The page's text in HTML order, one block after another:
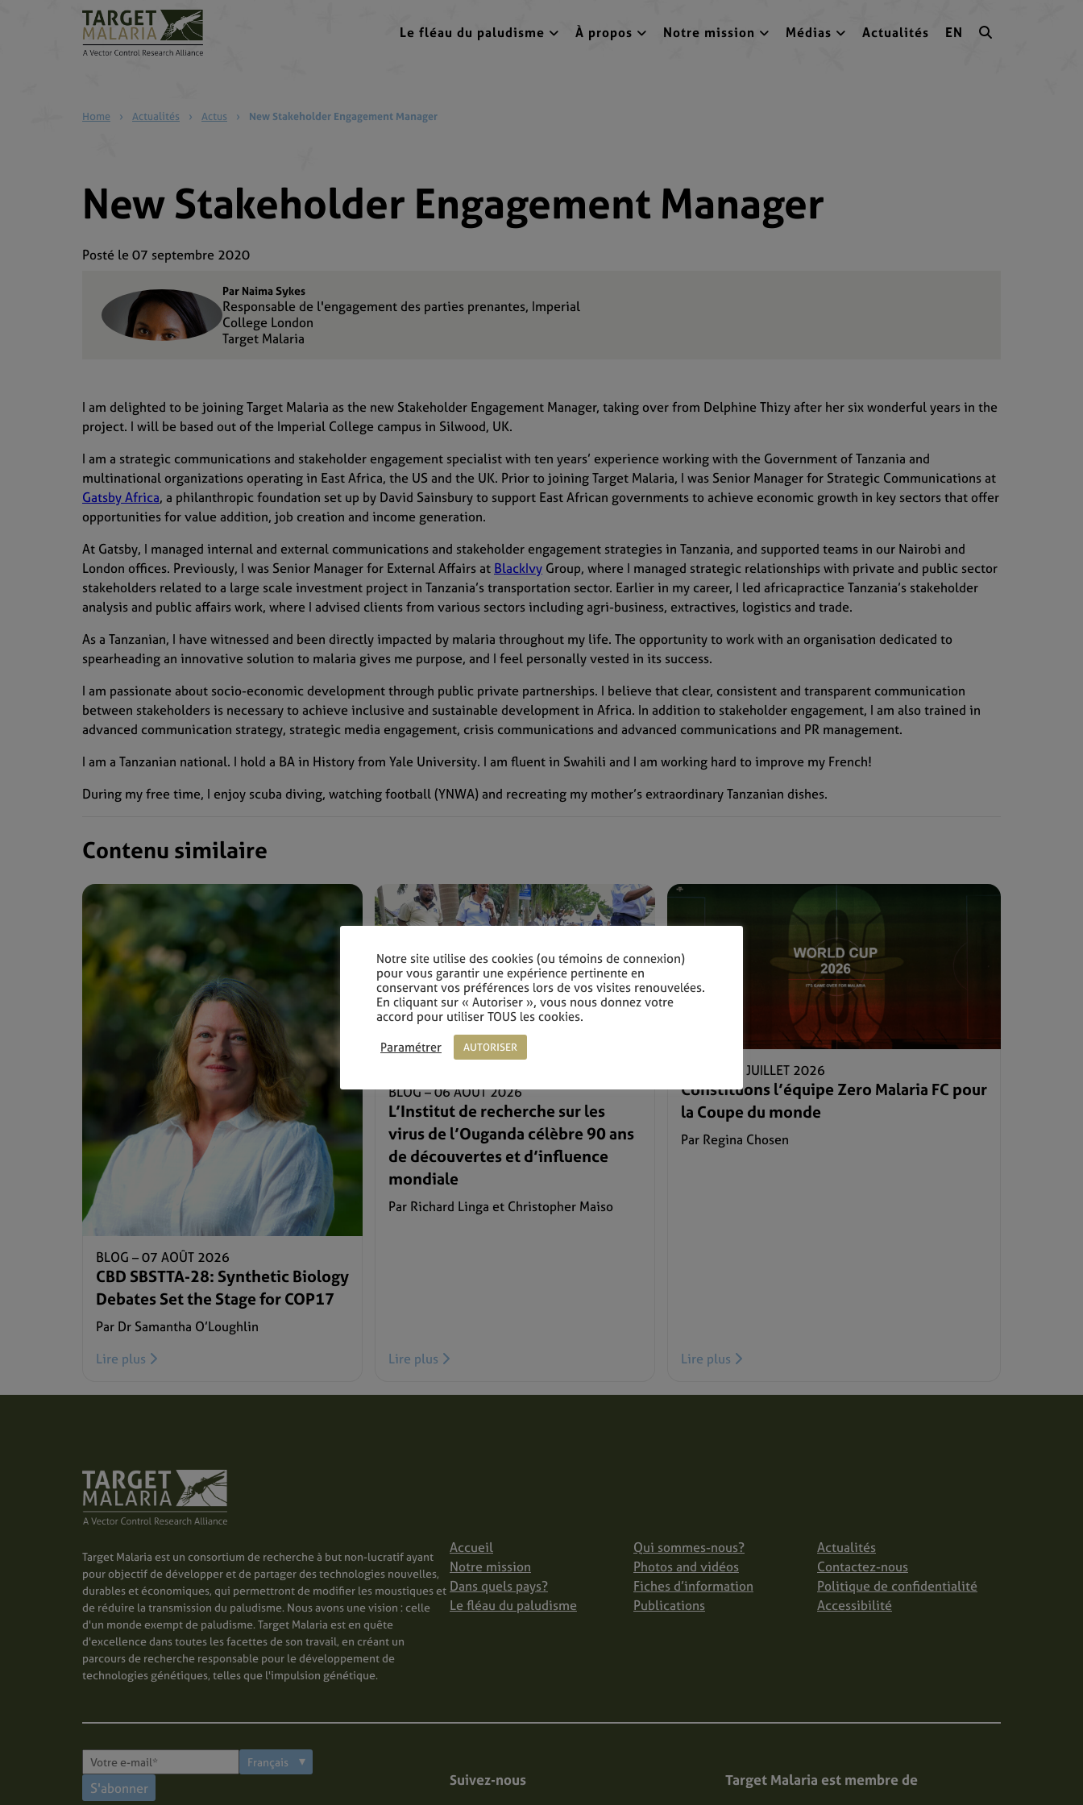
Le fléau du paludisme À propos Notre mission Médias Actualités EN
Home › Actualités › Actus › New Stakeholder Engagement Manager
New Stakeholder Engagement Manager
Posté le 07 septembre 2020
Par Naima Sykes
Responsable de l'engagement des parties prenantes, Imperial
College London
Target Malaria
I am delighted to be joining Target Malaria as the new Stakeholder Engagement Manager, taking over from Delphine Thizy after her six wonderful years in the
project. I will be based out of the Imperial College campus in Silwood, UK.
I am a strategic communications and stakeholder engagement specialist with ten years’ experience working with the Government of Tanzania and
multinational organizations operating in East Africa, the US and the UK. Prior to joining Target Malaria, I was Senior Manager for Strategic Communications at
Gatsby Africa, a philanthropic foundation set up by David Sainsbury to support East African governments to achieve economic growth in key sectors that offer
opportunities for value addition, job creation and income generation.
At Gatsby, I managed internal and external communications and stakeholder engagement strategies in Tanzania, and supported teams in our Nairobi and
London offices. Previously, I was Senior Manager for External Affairs at BlackIvy Group, where I managed strategic relationships with private and public sector
stakeholders related to a large scale investment project in Tanzania’s transportation sector. Earlier in my career, I led africapractice Tanzania’s stakeholder
analysis and public affairs work, where I advised clients from various sectors including agri-business, extractives, logistics and trade.
As a Tanzanian, I have witnessed and been directly impacted by malaria throughout my life. The opportunity to work with an organisation dedicated to
spearheading an innovative solution to malaria gives me purpose, and I feel personally vested in its success.
I am passionate about socio-economic development through public private partnerships. I believe that clear, consistent and transparent communication
between stakeholders is necessary to achieve inclusive and sustainable development in Africa. In addition to stakeholder engagement, I am also trained in
advanced communication strategy, strategic media engagement, crisis communications and advanced communications and PR management.
I am a Tanzanian national. I hold a BA in History from Yale University. I am fluent in Swahili and I am working hard to improve my French!
During my free time, I enjoy scuba diving, watching football (YNWA) and recreating my mother’s extraordinary Tanzanian dishes.
Contenu similaire
BLOG –07 AOÛT 2026
CBD SBSTTA-28: Synthetic Biology
Debates Set the Stage for COP17
Par Dr Samantha O’Loughlin
Lire plus
BLOG –06 AOÛT 2026
L’Institut de recherche sur les
virus de l’Ouganda célèbre 90 ans
de découvertes et d’influence
mondiale
Par Richard Linga et Christopher Maiso
Lire plus
15 JUILLET 2026
Constituons l’équipe Zero Malaria FC pour
la Coupe du monde
Par Regina Chosen
Lire plus
Target Malaria est un consortium de recherche à but non-lucratif ayant
pour objectif de développer et de partager des technologies nouvelles,
durables et économiques, qui permettront de modifier les moustiques et
de réduire la transmission du paludisme. Nous avons une vision : celle
d'un monde exempt de paludisme. Target Malaria est en quête
d'excellence dans toutes les facettes de son travail, en créant un
parcours de recherche responsable pour le développement de
technologies génétiques, telles que l'impulsion génétique.
Accueil
Notre mission
Dans quels pays?
Le fléau du paludisme
Qui sommes-nous?
Photos and vidéos
Fiches d’information
Publications
Actualités
Contactez-nous
Politique de confidentialité
Accessibilité
S'abonner Suivez-nous Target Malaria est membre de
Notre site utilise des cookies (ou témoins de connexion)
pour vous garantir une expérience pertinente en
conservant vos préférences lors de vos visites renouvelées.
En cliquant sur « Autoriser », vous nous donnez votre
accord pour utiliser TOUS les cookies.
Paramétrer
AUTORISER